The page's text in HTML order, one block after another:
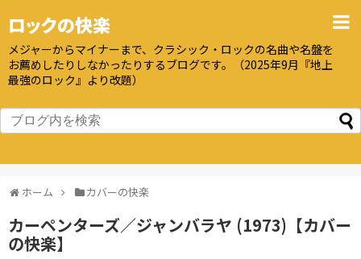
ロックの快楽
メジャーからマイナーまで、クラシック・ロックの名曲や名盤を
お薦めしたりしなかったりするブログです。（2025年9月『地上
最強のロック』より改題）
ホーム カバーの快楽
カーペンターズ／ジャンバラヤ (1973)【カバー
の快楽】